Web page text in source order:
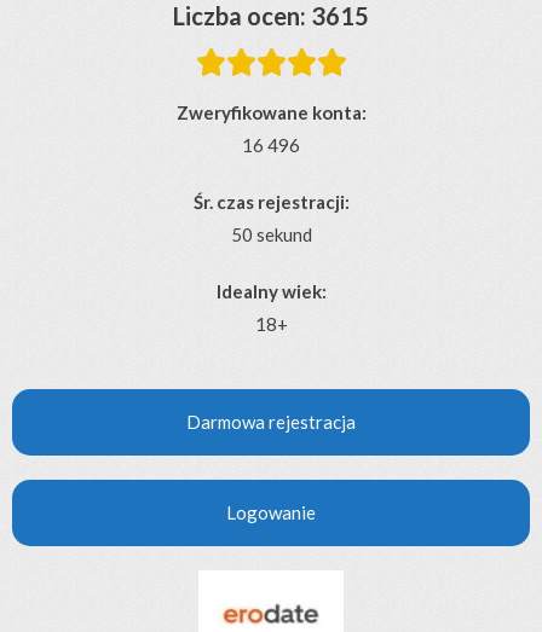
Liczba ocen: 3615

Zweryfikowane konta:
16 496
Śr. czas rejestracji:
50 sekund
Idealny wiek:
18+
Darmowa rejestracja
Logowanie